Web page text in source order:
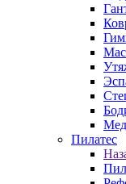
Пилатес